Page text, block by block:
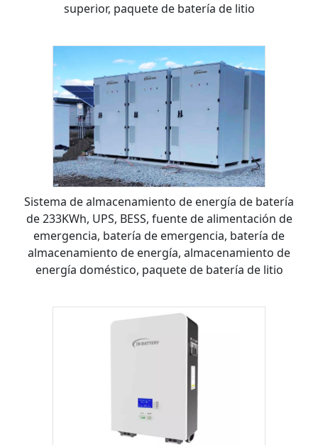
superior, paquete de batería de litio
Sistema de almacenamiento de energía de batería
de 233KWh, UPS, BESS, fuente de alimentación de
emergencia, batería de emergencia, batería de
almacenamiento de energía, almacenamiento de
energía doméstico, paquete de batería de litio